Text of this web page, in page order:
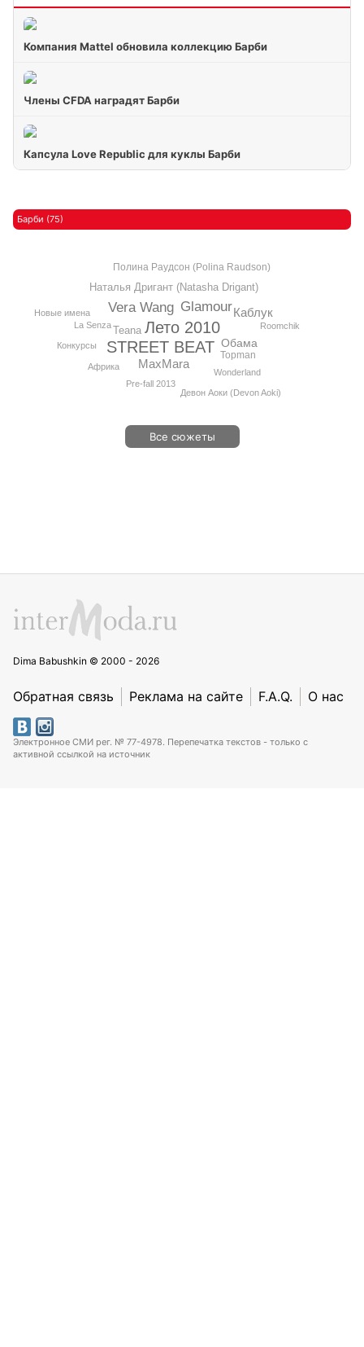
Компания Mattel обновила коллекцию Барби
Члены CFDA наградят Барби
Капсула Love Republic для куклы Барби
Барби (75)
Лето 2010
STREET BEAT
Glamour
Vera Wang
MaxMara
Каблук
Обама
Наталья Дригант (Natasha Drigant)
Teana
Topman
Полина Раудсон (Polina Raudson)
La Senza
Pre-fall 2013
Roomchik
Wonderland
Африка
Конкурсы
Девон Аоки (Devon Aoki)
Новые имена
Все сюжеты
Dima Babushkin © 2000 - 2026
Обратная связь Реклама на сайте F.A.Q. О нас
Электронное СМИ рег. № 77-4978. Перепечатка текстов - только с
активной ссылкой на источник